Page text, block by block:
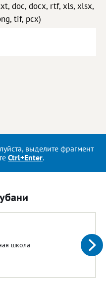
doc, docx, rtf, xls, xlsx,
tif, pcx)
выделите фрагмент
Ctrl+Enter.
школа